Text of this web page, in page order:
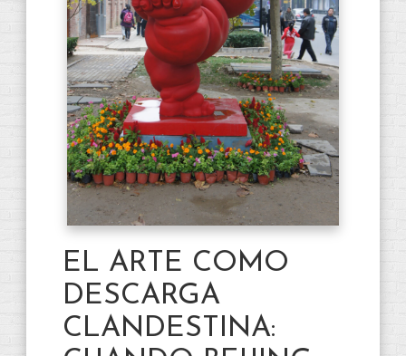
EL ARTE COMO
DESCARGA
CLANDESTINA: